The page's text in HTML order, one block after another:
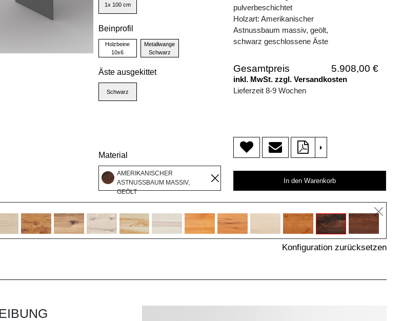
1x 100 cm
Beinprofil
Holzbeine
10x6
Metallwange
Schwarz
Äste ausgekittet
Schwarz
Material
AMERIKANISCHER
ASTNUSSBAUM MASSIV,
GEÖLT
pulverbeschichtet
Holzart: Amerikanischer
Astnussbaum massiv, geölt,
schwarz geschlossene Äste
Gesamtpreis 5.908,00 €
inkl. MwSt. zzgl. Versandkosten
Lieferzeit 8-9 Wochen
>
In den Warenkorb
Konfiguration zurücksetzen